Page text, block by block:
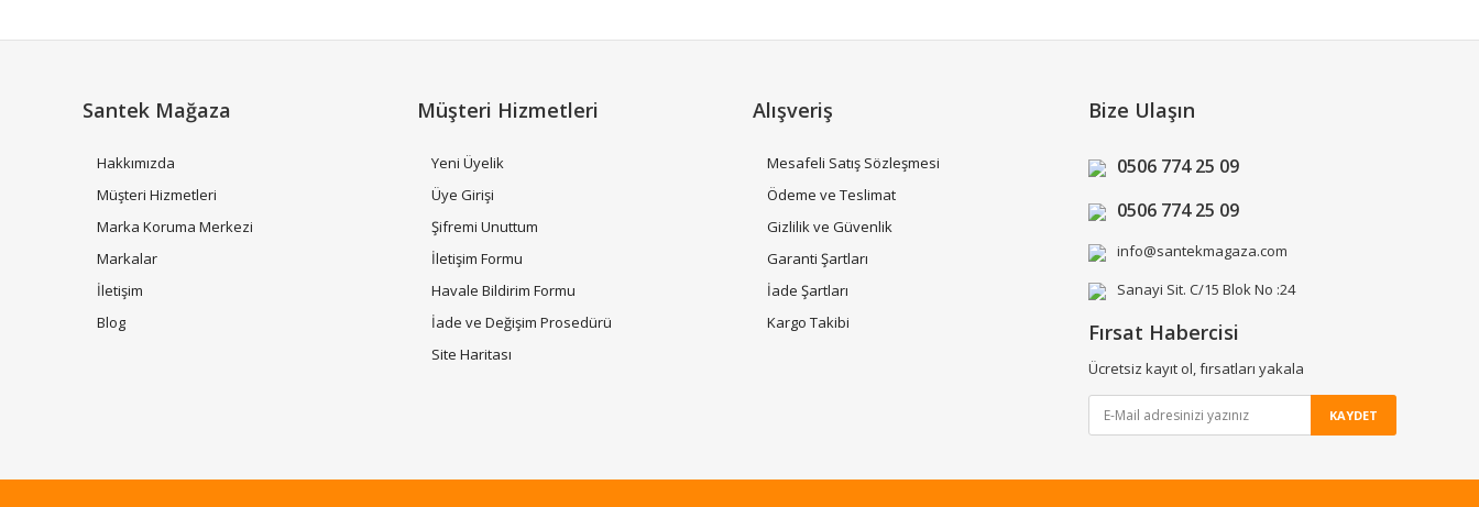
Ürün bilgilerinde hatalar bulunuyor.
Bu ürüne benzer farklı alternatifler olmalı.
Santek Mağaza
Hakkımızda
Müşteri Hizmetleri
Marka Koruma Merkezi
Markalar
İletişim
Blog
Müşteri Hizmetleri
Yeni Üyelik
Üye Girişi
Şifremi Unuttum
İletişim Formu
Havale Bildirim Formu
İade ve Değişim Prosedürü
Site Haritası
Alışveriş
Mesafeli Satış Sözleşmesi
Ödeme ve Teslimat
Gizlilik ve Güvenlik
Garanti Şartları
İade Şartları
Kargo Takibi
Bize Ulaşın
0506 774 25 09
0506 774 25 09
info@santekmagaza.com
Sanayi Sit. C/15 Blok No :24
Fırsat Habercisi
Ücretsiz kayıt ol, fırsatları yakala
KAYDET